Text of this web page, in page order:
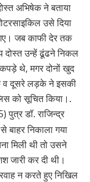
अभिषेक ने बताया
उसे दिया
जब काफी देर तक
दोस्त उन्हें ढूंढने निकल
थे, मगर दोनों खुद
व दूसरे लड़के ने इसकी
को सूचित किया।.
पुत्र डॉ. राजिन्द्र
बाहर निकाला गया
मिली थी तो उसने
जारी कर दी थी।
न करते हुए निखिल